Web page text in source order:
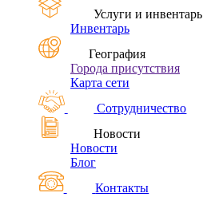
Услуги и инвентарь
Инвентарь
География
Города присутствия
Карта сети
Сотрудничество
Новости
Новости
Блог
Контакты